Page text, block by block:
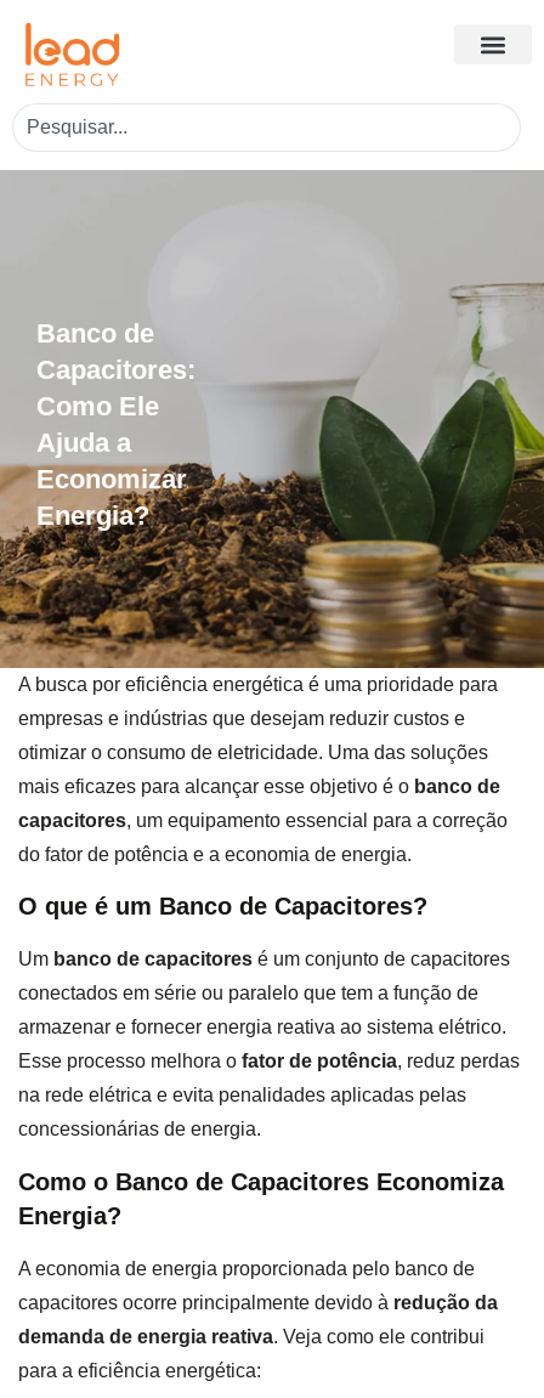
Banco de
Capacitores:
Como Ele
Ajuda a
Economizar
Energia?
A busca por eficiência energética é uma prioridade para
empresas e indústrias que desejam reduzir custos e
otimizar o consumo de eletricidade. Uma das soluções
mais eficazes para alcançar esse objetivo é o banco de
capacitores, um equipamento essencial para a correção
do fator de potência e a economia de energia.
O que é um Banco de Capacitores?
Um banco de capacitores é um conjunto de capacitores
conectados em série ou paralelo que tem a função de
armazenar e fornecer energia reativa ao sistema elétrico.
Esse processo melhora o fator de potência, reduz perdas
na rede elétrica e evita penalidades aplicadas pelas
concessionárias de energia.
Como o Banco de Capacitores Economiza
Energia?
A economia de energia proporcionada pelo banco de
capacitores ocorre principalmente devido à redução da
demanda de energia reativa. Veja como ele contribui
para a eficiência energética: